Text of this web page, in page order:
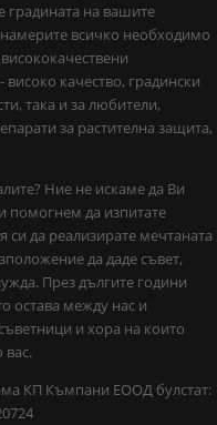
градината на вашите
всичко необходимо
качество, градински
така и за любители,
за растителна защита,
Ние не искаме да Ви
помогнем да изпитате
си да реализирате мечтаната
да даде съвет,
През дългите години
остава между нас и
и хора на които
вас.
КП Къмпани ЕООД булстат: